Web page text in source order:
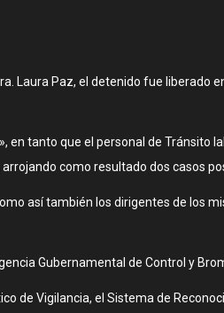
Laura Paz, el detenido fue liberado
tanto que el personal de Tránsito
como resultado dos casos
así también los dirigentes de los
Gubernamental de Control y
de Vigilancia, el Sistema de